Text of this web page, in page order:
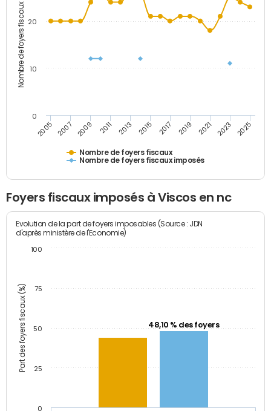
Nombre de foyers fiscaux
Nombre de foyers fiscaux
Nombre de foyers fiscaux imposés
2005 2007 2009 2011 2013 2015 2017 2019 2021 2023 2025
0
10
20
Foyers fiscaux imposés à Viscos en nc
Part des foyers fiscaux (%)
Evolution de la part de foyers imposables (Source : JDN
d'après ministère de l'Economie)
48,10 % des foyers
0
25
50
75
100